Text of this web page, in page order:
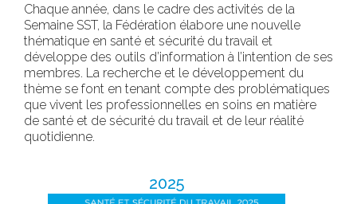
Chaque année, dans le cadre des activités de la
Semaine SST, la Fédération élabore une nouvelle
thématique en santé et sécurité du travail et
développe des outils d’information à l’intention de ses
membres. La recherche et le développement du
thème se font en tenant compte des problématiques
que vivent les professionnelles en soins en matière
de santé et de sécurité du travail et de leur réalité
quotidienne.
2025